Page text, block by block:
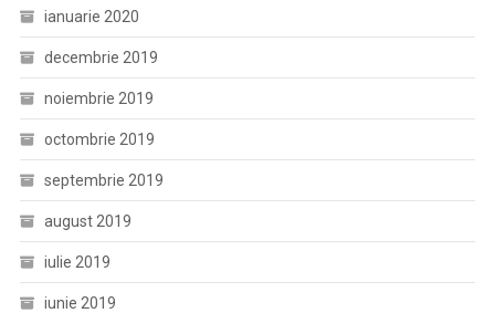
ianuarie 2020
decembrie 2019
noiembrie 2019
octombrie 2019
septembrie 2019
august 2019
iulie 2019
iunie 2019